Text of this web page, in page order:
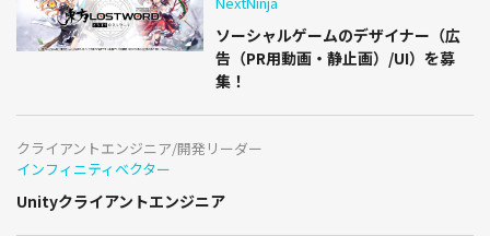
ソーシャルゲームのデザイナー（広
告（PR用動画・静止画）/UI）を募
集！
クライアントエンジニア/開発リーダー
インフィニティベクター
Unityクライアントエンジニア